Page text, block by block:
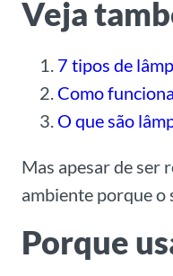
Veja
7 tipos de
Como
O que são
Mas apesar de ser
ambiente porque o
Porque